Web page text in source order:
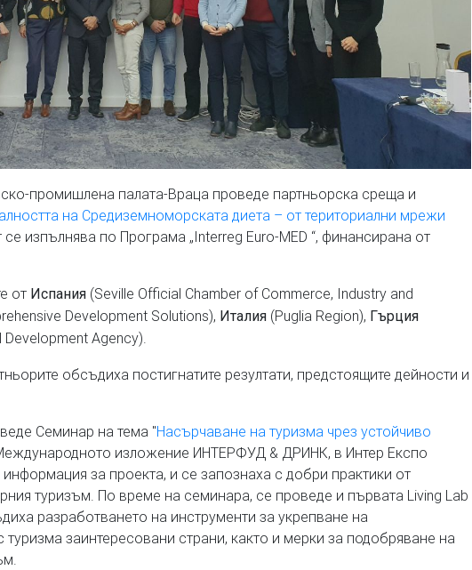
промишлена палата-Враца проведе партньорска среща и
на Средиземноморската диета – от териториални мрежи
се изпълнява по Програма „Interreg Euro-MED “, финансирана от
от Испания (Seville Official Chamber of Commerce, Industry and
Development Solutions), Италия (Puglia Region), Гърция
Development Agency).
обсъдиха постигнатите резултати, предстоящите дейности и
Семинар на тема "Насърчаване на туризма чрез устойчиво
изложение ИНТЕРФУД & ДРИНК, в Интер Експо
за проекта, и се запознаха с добри практики от
туризъм. По време на семинара, се проведе и първата Living Lab
разработването на инструменти за укрепване на
заинтересовани страни, както и мерки за подобряване на